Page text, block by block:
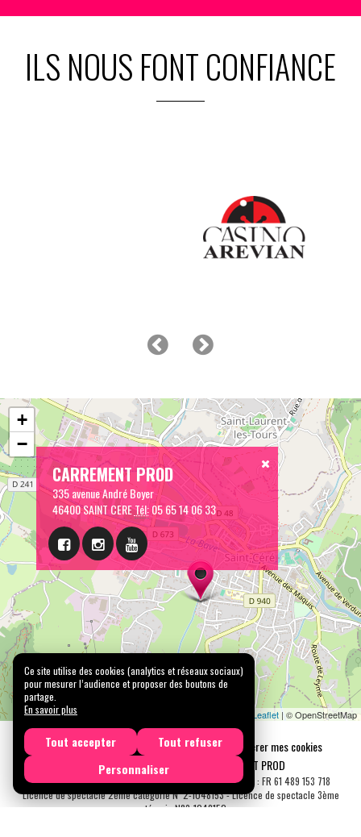
ILS NOUS FONT CONFIANCE
CARREMENT PROD
335 avenue André Boyer
46400 SAINT CERETél:05 65 14 06 33
+
−
Leaflet | © OpenStreetMap
Mentions légales Confidentialité
Gérer mes cookies
Tous droits réservés © 2026 |
CARREMENT PROD
N° SIRET : 489 153 718 00031 - APE : 9001 Z - N° TVA Int. : FR 61 489 153 718
Licence de spectacle 2ème catégorie N°2-1048153 - Licence de spectacle 3ème
catégorie N°3-1048152
Ce site utilise des cookies (analytics et réseaux sociaux)
pour mesurer l’audience et proposer des boutons de
partage.
En savoir plus
Tout accepter
Tout refuser
Personnaliser